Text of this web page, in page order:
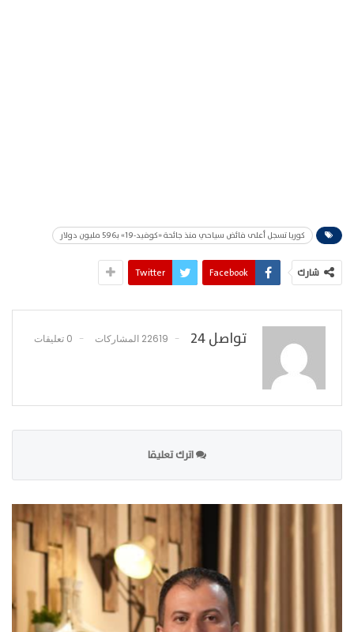
كوريا تسجل أعلى فائض سياحي منذ جائحة «كوفيد-19» بـ596 مليون دولار
شارك Facebook
Twitter
تواصل 24 22619 المشاركات 0 تعليقات
اترك تعليقا